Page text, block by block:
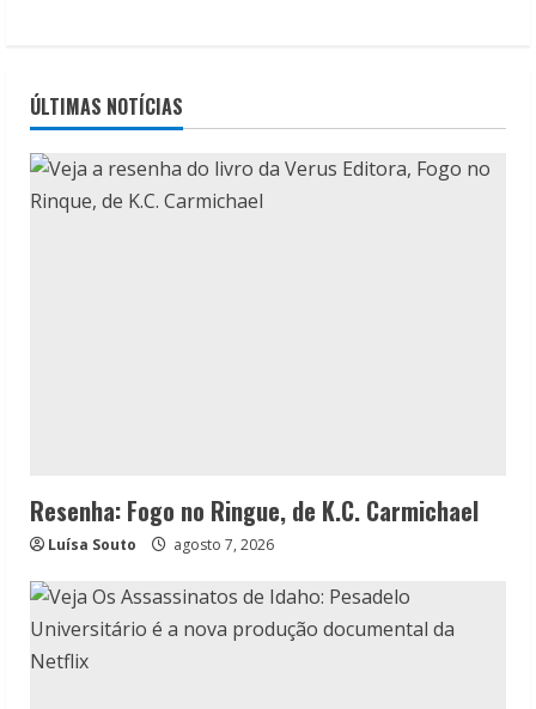
ÚLTIMAS NOTÍCIAS
Resenha: Fogo no Ringue, de K.C. Carmichael
Luísa Souto agosto 7, 2026